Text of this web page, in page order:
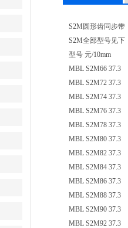
S2M圆形齿同步带
S2M全部型号见下
型号 元/10mm
MBL S2M66 37.3
MBL S2M72 37.3
MBL S2M74 37.3
MBL S2M76 37.3
MBL S2M78 37.3
MBL S2M80 37.3
MBL S2M82 37.3
MBL S2M84 37.3
MBL S2M86 37.3
MBL S2M88 37.3
MBL S2M90 37.3
MBL S2M92 37.3